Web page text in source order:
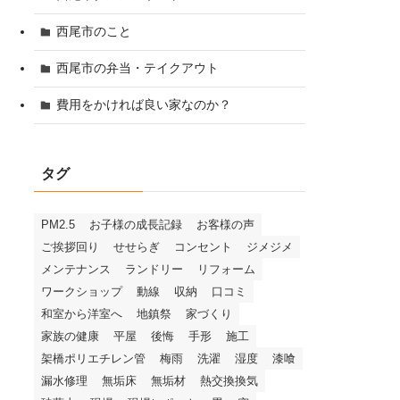
西尾市のこと
西尾市の弁当・テイクアウト
費用をかければ良い家なのか？
タグ
PM2.5 お子様の成長記録
お客様の声
ご挨拶回り
せせらぎ コンセント
ジメジメ
メンテナンス
ランドリー
リフォーム
ワークショップ
動線 収納
口コミ
和室から洋室へ
地鎮祭
家づくり
家族の健康
平屋 後悔 手形
施工
架橋ポリエチレン管
梅雨 洗濯 湿度
漆喰
漏水修理
無垢床 無垢材
熱交換換気